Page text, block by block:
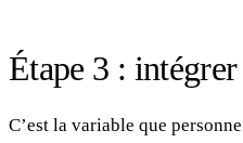
Étape 3 :
C’est la variable que